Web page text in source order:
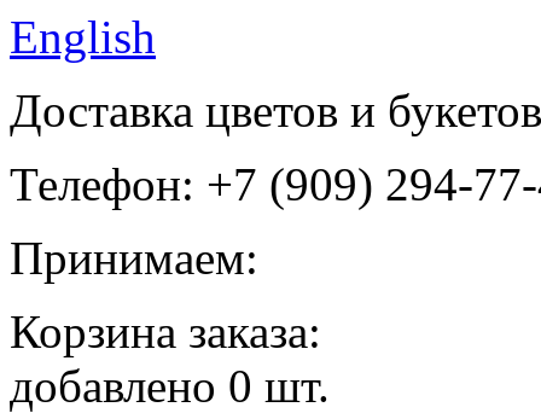
English
Доставка цветов и
Телефон: +7 (909) 294-
Принимаем:
Корзина заказа:
добавлено 0 шт.